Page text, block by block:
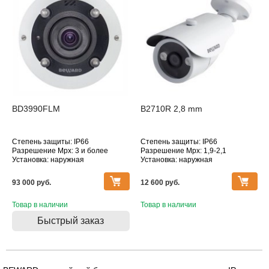
BD3990FLM
Степень защиты: IP66
Разрешение Mpx: 3 и более
Установка: наружная
Дополнительное оснащение:
датчик движения,
инфракрасная подсветка
мм): 1.65
93 000 pуб.
Товар в наличии
Быстрый заказ
B2710R 2,8 mm
Степень защиты: IP66
Разрешение Mpx: 1,9-2,1
Установка: наружная
Дополнительное оснащение:
датчик движения, инфракрасная
Объектив (фокусное расстояние,
12 600 pуб.
Товар в наличии